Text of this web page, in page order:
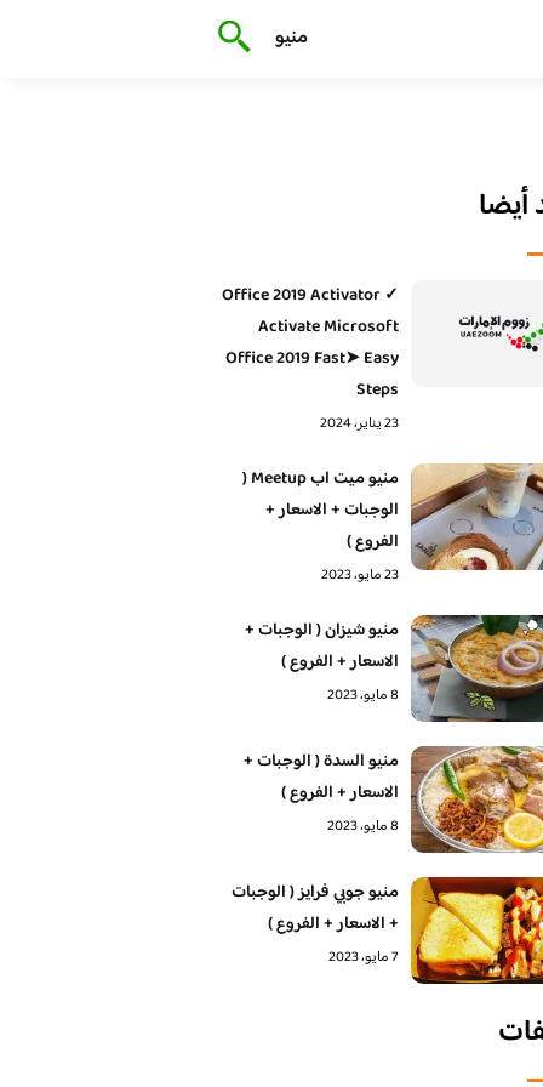
منيو
Office 2019 Activator ✓
Activate Microsoft
Office 2019 Fast➤ Easy
Steps
23 يناير، 2024
منيو ميت اب Meetup (
الوجبات + الاسعار +
الفروع )
23 مايو، 2023
منيو شيزان ( الوجبات +
الاسعار + الفروع )
8 مايو، 2023
منيو السدة ( الوجبات +
الاسعار + الفروع )
8 مايو، 2023
منيو جوبي فرايز ( الوجبات
+ الاسعار + الفروع )
7 مايو، 2023